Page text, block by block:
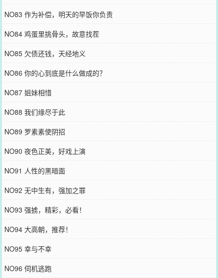
NO83 作为补偿，明天的早饭你负责
NO84 鸡蛋里挑骨头，故意找茬
NO85 欠债还钱，天经地义
NO86 你的心到底是什么做成的？
NO87 姐妹相惜
NO88 我们缘尽于此
NO89 罗素素使阴招
NO90 夜色正美，好戏上演
NO91 人性的黑暗面
NO92 无中生有，强加之罪
NO93 强掳，精彩，必看！
NO94 大高朝，推荐！
NO95 幸与不幸
NO96 伺机逃跑